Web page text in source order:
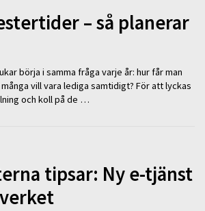
– så planerar
börja i samma fråga varje år: hur får man
vill vara lediga samtidigt? För att lyckas
och koll på de …
tipsar: Ny e-tjänst